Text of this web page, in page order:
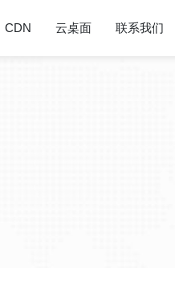
CDN 云桌面 联系我们